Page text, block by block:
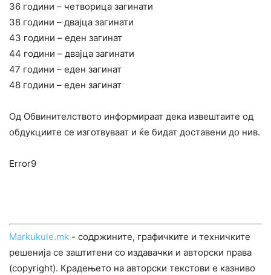
36 години – четворица загинати
38 години – двајца загинати
43 години – еден загинат
44 години – двајца загинати
47 години – еден загинат
48 години – еден загинат
Од Обвинителството информираат дека извештаите од
обдукциите се изготвуваат и ќе бидат доставени до нив.
Error9
Markukule.mk - содржините, графичките и техничките
решенија се заштитени со издавачки и авторски права
(copyright). Крадењето на авторски текстови е казниво